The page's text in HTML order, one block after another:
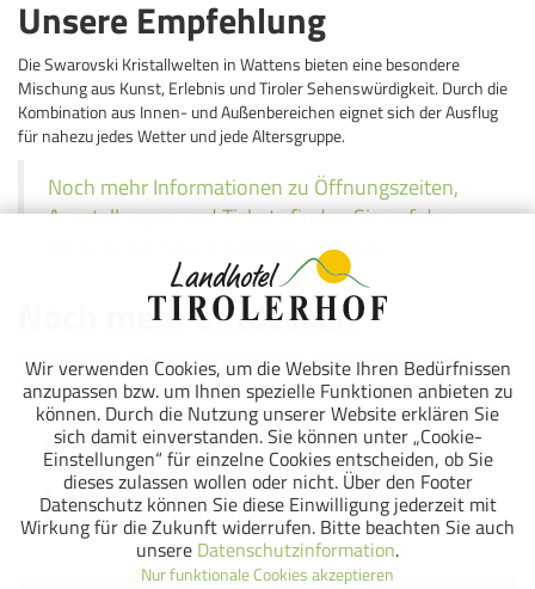
Unsere Empfehlung
Die Swarovski Kristallwelten in Wattens bieten eine besondere
Mischung aus Kunst, Erlebnis und Tiroler Sehenswürdigkeit. Durch die
Kombination aus Innen- und Außenbereichen eignet sich der Ausflug
für nahezu jedes Wetter und jede Altersgruppe.
Noch mehr Informationen zu Öffnungszeiten,
Ausstellungen und Tickets finden Sie auf der
Website der Swarovski Kristallwelten.
Noch mehr entdecken
Entdecken Sie weitere Urlaubserlebnisse rund um das Landhotel
Tirolerhof in Oberau in der Wildschönau:
Sommerurlaub in der Wildschönau
Winterurlaub in der Wildschönau
Kulinarik im Landhotel Tirolerhof
Vitalbereich mit Hallenbad & Sauna
Zimmer & Appartements im Landhotel Tirolerhof
Wir verwenden Cookies, um die Website Ihren Bedürfnissen
anzupassen bzw. um Ihnen spezielle Funktionen anbieten zu
können. Durch die Nutzung unserer Website erklären Sie
sich damit einverstanden. Sie können unter „Cookie-
Einstellungen“ für einzelne Cookies entscheiden, ob Sie
dieses zulassen wollen oder nicht. Über den Footer
Datenschutz können Sie diese Einwilligung jederzeit mit
Wirkung für die Zukunft widerrufen. Bitte beachten Sie auch
unsere Datenschutzinformation.
Nur funktionale Cookies akzeptieren